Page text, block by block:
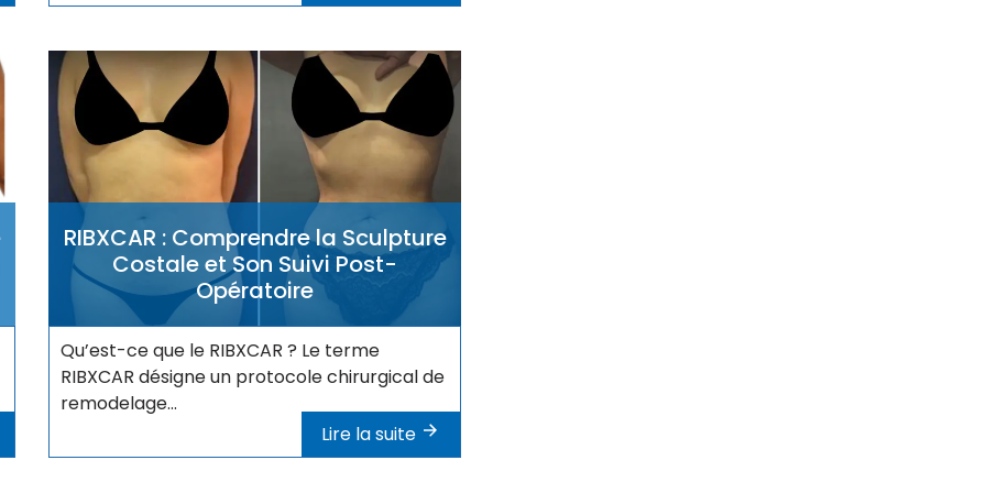
RIBXCAR : Comprendre la Sculpture
Costale et Son Suivi Post-
Opératoire
Qu’est-ce que le RIBXCAR ? Le terme
RIBXCAR désigne un protocole chirurgical de
remodelage...
Lire la suite